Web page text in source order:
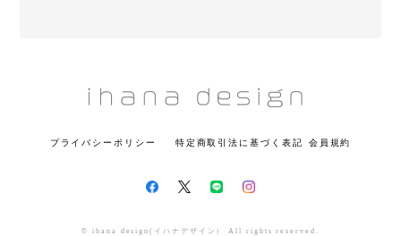
プライバシーポリシー 特定商取引法に基づく表記 会員規約
© ihana design(イハナデザイン） All rights reserved.